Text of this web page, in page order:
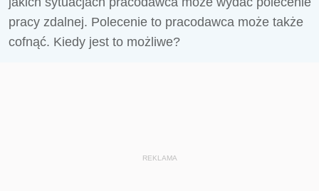
pracy zdalnej. Polecenie to pracodawca może także
cofnąć. Kiedy jest to możliwe?
REKLAMA